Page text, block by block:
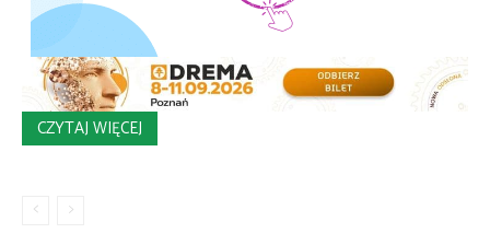
CZYTAJ WIĘCEJ